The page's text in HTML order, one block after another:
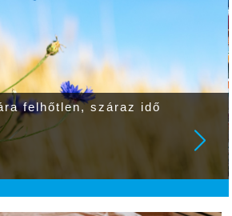
ma – több siker
iskolakezdés otthon